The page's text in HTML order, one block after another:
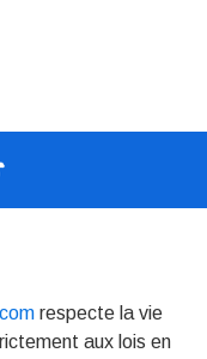
respecte la vie
aux lois en